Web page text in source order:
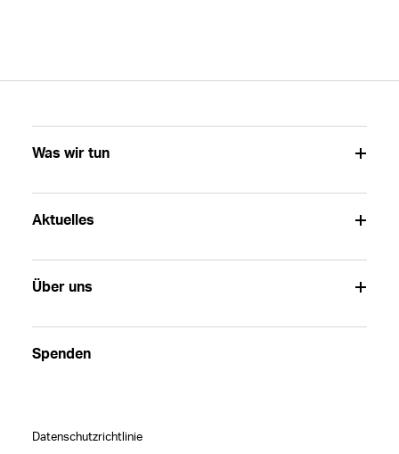
Was wir tun
Aktuelles
Über uns
Spenden
Datenschutzrichtlinie